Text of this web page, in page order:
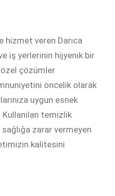
hizmet veren Darıca
iş yerlerinin hijyenik bir
çözümler
öncelik olarak
uygun esnek
temizlik
zarar vermeyen
kalitesini